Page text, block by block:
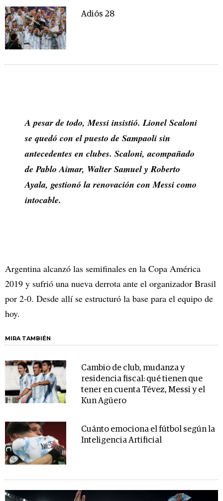
Adiós 28
A pesar de todo, Messi insistió. Lionel Scaloni
se quedó con el puesto de Sampaoli sin
antecedentes en clubes. Scaloni, acompañado
de Pablo Aimar, Walter Samuel y Roberto
Ayala, gestionó la renovación con Messi como
intocable.
Argentina alcanzó las semifinales en la Copa América
2019 y sufrió una nueva derrota ante el organizador Brasil
por 2-0. Desde allí se estructuró la base para el equipo de
hoy.
MIRA TAMBIÉN
Cambio de club, mudanza y
residencia fiscal: qué tienen que
tener en cuenta Tévez, Messi y el
Kun Agüero
Cuánto emociona el fútbol según la
Inteligencia Artificial